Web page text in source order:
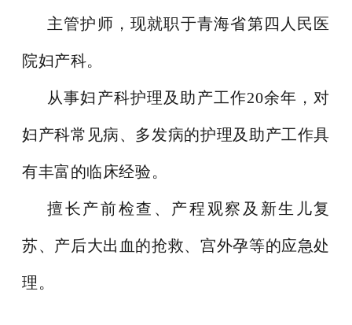
主管护师，现就职于青海省第四人民医
院妇产科。
从事妇产科护理及助产工作20余年，对
妇产科常见病、多发病的护理及助产工作具
有丰富的临床经验。
擅长产前检查、产程观察及新生儿复
苏、产后大出血的抢救、宫外孕等的应急处
理。